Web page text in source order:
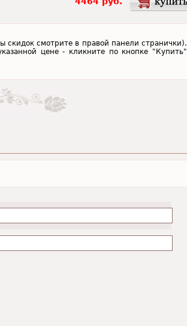
скидок смотрите в правой панели странички).
цене - кликните по кнопке "Купить"